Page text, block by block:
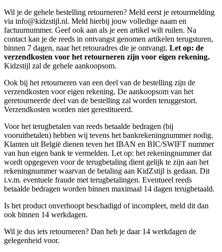
Wil je de gehele bestelling retourneren? Meld eerst je retourmelding
via info@kidzstijl.nl. Meld hierbij jouw volledige naam en
factuurnummer. Geef ook aan als je een artikel wilt ruilen. Na
contact kan je de reeds in ontvangst genomen artikelen terugsturen,
binnen 7 dagen, naar het retouradres die je ontvangt. Let op: de
verzendkosten voor het retourneren zijn voor eigen rekening.
Kidzstijl zal de gehele aankoopsom.
Ook bij het retourneren van een deel van de bestelling zijn de
verzendkosten voor eigen rekening. De aankoopsom van het
geretourneerde deel van de bestelling zal worden teruggestort.
Verzendkosten worden niet gerestitueerd.
Voor het terugbetalen van reeds betaalde bedragen (bij
vooruitbetalen) hebben wij tevens het bankrekeningnummer nodig.
Klanten uit België dienen teven het IBAN en BIC/SWIFT nummer
van hun eigen bank te vermelden. Let op: het rekeningnummer dat
wordt opgegeven voor de terugbetaling dient gelijk te zijn aan het
rekeningnummer waarvan de betaling aan KidZstijl is gedaan. Dit
i.v.m. eventuele fraude met terugbetalingen. Eventueel reeds
betaalde bedragen worden binnen maximaal 14 dagen terugbetaald.
Is het product onverhoopt beschadigd of incompleet, meld dit dan
ook binnen 14 werkdagen.
Wil je dus iets retourneren? Dan heb je daar 14 werkdagen de
gelegenheid voor.